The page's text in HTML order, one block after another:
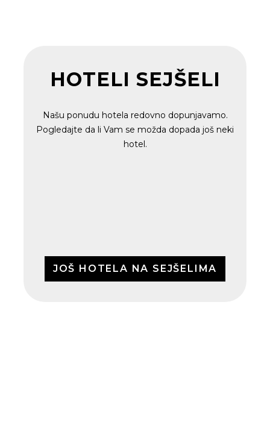
HOTELI SEJŠELI
Našu ponudu hotela redovno dopunjavamo.
Pogledajte da li Vam se možda dopada još neki
hotel.
JOŠ HOTELA NA SEJŠELIMA